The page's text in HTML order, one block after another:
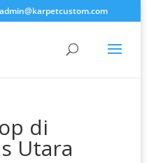
admin@karpetcustom.com
di
Utara